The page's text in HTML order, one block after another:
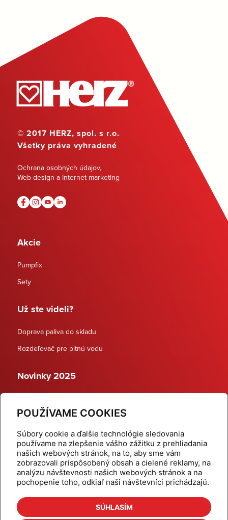
POUŽÍVAME COOKIES
Súbory cookie a ďalšie technológie sledovania
používame na zlepšenie vášho zážitku z prehliadania
našich webových stránok, na to, aby sme vám
zobrazovali prispôsobený obsah a cielené reklamy, na
analýzu návštevnosti našich webových stránok a na
pochopenie toho, odkiaľ naši návštevníci prichádzajú.
SÚHLASÍM
© 2017 HERZ, spol. s r.o.
Všetky práva vyhradené
Ochrana osobných údajov,
Web design a Internet marketing
Akcie
Pumpfix
Sety
Už ste videli?
Doprava paliva do skladu
Rozdeľovač pre pitnú vodu
Novinky 2025
Dynamické termostatické ventily
Domov
Produkty
Aktuality
Odber šikovné tipy
Kalkulačky
Cenníky
Na stiahnutie
Referencie